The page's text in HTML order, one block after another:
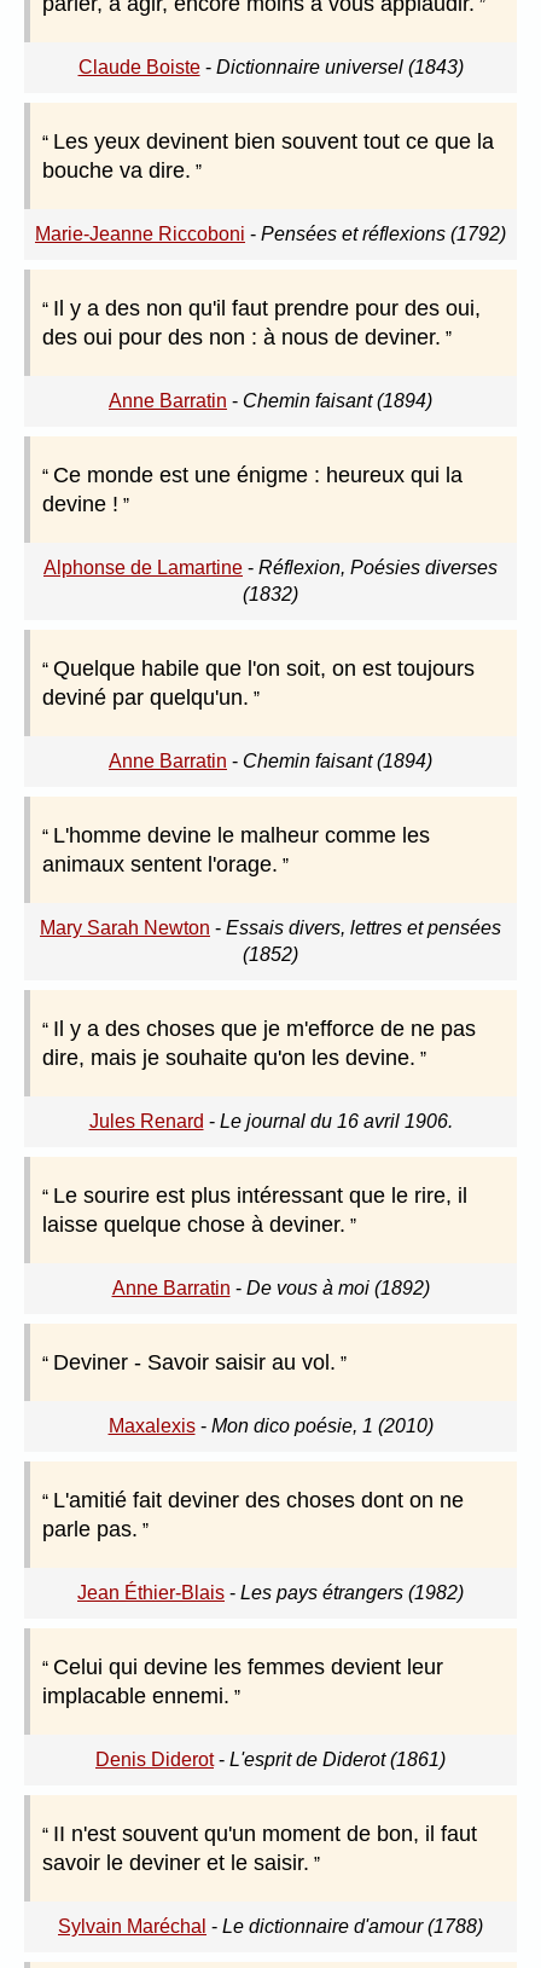
Claude Boiste- Dictionnaire universel (1843)
Les yeux devinent bien souvent tout ce que la
bouche va dire.
Marie-Jeanne Riccoboni - Pensées et réflexions (1792)
Il y a des non qu'il faut prendre pour des oui,
des oui pour des non : à nous de deviner.
Anne Barratin - Chemin faisant (1894)
Ce monde est une énigme : heureux qui la
devine !
Alphonse de Lamartine - Réflexion, Poésies diverses
(1832)
Quelque habile que l'on soit, on est toujours
deviné par quelqu'un.
Anne Barratin - Chemin faisant (1894)
L'homme devine le malheur comme les
animaux sentent l'orage.
Mary Sarah Newton - Essais divers, lettres et pensées
(1852)
Il y a des choses que je m'efforce de ne pas
dire, mais je souhaite qu'on les devine.
Jules Renard - Le journal du 16 avril 1906.
Le sourire est plus intéressant que le rire, il
laisse quelque chose à deviner.
Anne Barratin - De vous à moi (1892)
Deviner - Savoir saisir au vol.
Maxalexis- Mon dico poésie, 1 (2010)
L'amitié fait deviner des choses dont on ne
parle pas.
Jean Éthier-Blais - Les pays étrangers (1982)
Celui qui devine les femmes devient leur
implacable ennemi.
Denis Diderot- L'esprit de Diderot (1861)
II n'est souvent qu'un moment de bon, il faut
savoir le deviner et le saisir.
Sylvain Maréchal - Le dictionnaire d'amour (1788)